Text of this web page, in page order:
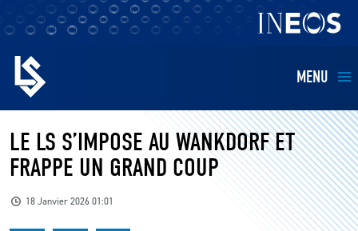
MENU
EQUIPES
BILLETTERIE
LE LS S’IMPOSE AU WANKDORF ET
FRAPPE UN GRAND COUP
18 Janvier 2026 01:01